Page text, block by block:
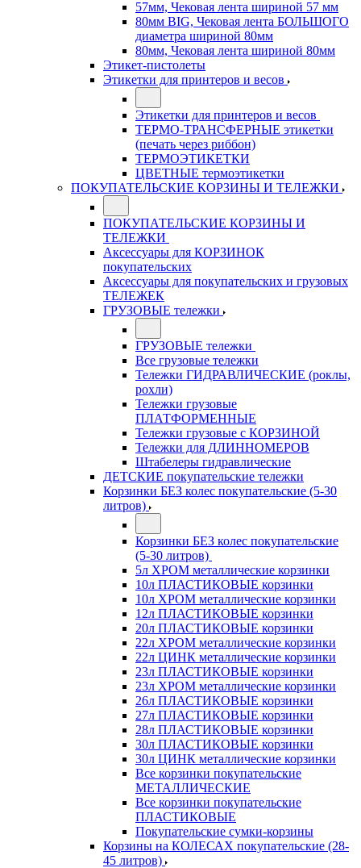
57мм, Чековая лента шириной 57 мм
80мм BIG, Чековая лента БОЛЬШОГО
диаметра шириной 80мм
80мм, Чековая лента шириной 80мм
Этикет-пистолеты
Этикетки для принтеров и весов
Этикетки для принтеров и весов
ТЕРМО-ТРАНСФЕРНЫЕ этикетки
(печать через риббон)
ТЕРМОЭТИКЕТКИ
ЦВЕТНЫЕ термоэтикетки
ПОКУПАТЕЛЬСКИЕ КОРЗИНЫ И ТЕЛЕЖКИ
ПОКУПАТЕЛЬСКИЕ КОРЗИНЫ И
ТЕЛЕЖКИ
Аксессуары для КОРЗИНОК
покупательских
Аксессуары для покупательских и грузовых
ТЕЛЕЖЕК
ГРУЗОВЫЕ тележки
ГРУЗОВЫЕ тележки
Все грузовые тележки
Тележки ГИДРАВЛИЧЕСКИЕ (роклы,
рохли)
Тележки грузовые
ПЛАТФОРМЕННЫЕ
Тележки грузовые с КОРЗИНОЙ
Тележки для ДЛИННОМЕРОВ
Штабелеры гидравлические
ДЕТСКИЕ покупательские тележки
Корзинки БЕЗ колес покупательские (5-30
литров)
Корзинки БЕЗ колес покупательские
(5-30 литров)
5л ХРОМ металлические корзинки
10л ПЛАСТИКОВЫЕ корзинки
10л ХРОМ металлические корзинки
12л ПЛАСТИКОВЫЕ корзинки
20л ПЛАСТИКОВЫЕ корзинки
22л ХРОМ металлические корзинки
22л ЦИНК металлические корзинки
23л ПЛАСТИКОВЫЕ корзинки
23л ХРОМ металлические корзинки
26л ПЛАСТИКОВЫЕ корзинки
27л ПЛАСТИКОВЫЕ корзинки
28л ПЛАСТИКОВЫЕ корзинки
30л ПЛАСТИКОВЫЕ корзинки
30л ЦИНК металлические корзинки
Все корзинки покупательские
МЕТАЛЛИЧЕСКИЕ
Все корзинки покупательские
ПЛАСТИКОВЫЕ
Покупательские сумки-корзины
Корзины на КОЛЕСАХ покупательские (28-
45 литров)